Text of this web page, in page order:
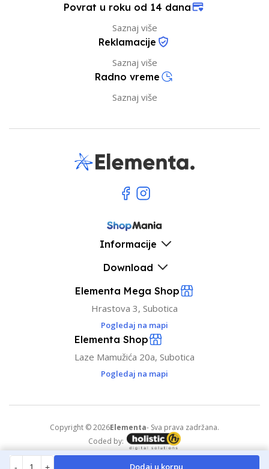
Dodaj u korpu
Povrat u roku od 14 dana
Saznaj više
Reklamacije
Saznaj više
Radno vreme
Saznaj više
Informacije
Download
Elementa Mega Shop
Hrastova 3, Subotica
Pogledaj na mapi
Elementa Shop
Laze Mamužića 20a, Subotica
Pogledaj na mapi
Copyright © 2026Elementa- Sva prava zadržana.
Coded by: